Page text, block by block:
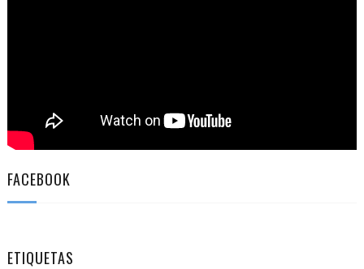
FACEBOOK
ETIQUETAS